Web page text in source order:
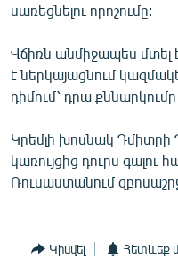
«Ազատության» բոլոր
սառեցնելու որոշումը:
Վճիռն անմիջապես մտել
է ներկայացնում
դիմում՝ դրա
Կրեմլի խոսնակ Դմիտրի
կառույցից դուրս գալու
Ռուսաստանում
Կիսվել Հետևեք